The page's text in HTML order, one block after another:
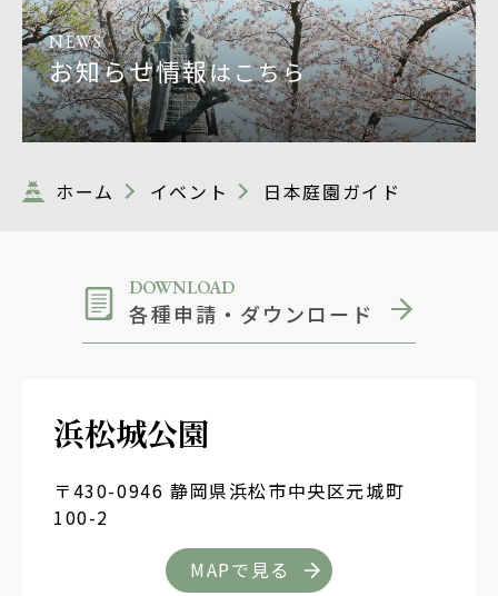
NEWS
お知らせ情報はこちら
ホーム イベント 日本庭園ガイド
DOWNLOAD
各種申請・ダウンロード
浜松城公園
〒430-0946 静岡県浜松市中央区元城町
100-2
MAPで見る